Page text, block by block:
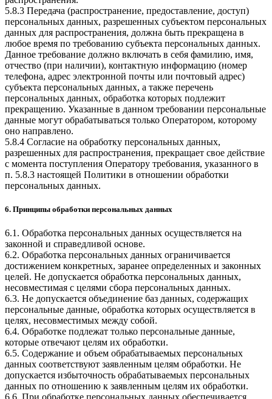
5.8.3 Передача (распространение, предоставление, доступ)
персональных данных, разрешенных субъектом персональных
данных для распространения, должна быть прекращена в
любое время по требованию субъекта персональных данных.
Данное требование должно включать в себя фамилию, имя,
отчество (при наличии), контактную информацию (номер
телефона, адрес электронной почты или почтовый адрес)
субъекта персональных данных, а также перечень
персональных данных, обработка которых подлежит
прекращению. Указанные в данном требовании персональные
данные могут обрабатываться только Оператором, которому
оно направлено.
5.8.4 Согласие на обработку персональных данных,
разрешенных для распространения, прекращает свое действие
с момента поступления Оператору требования, указанного в
п. 5.8.3 настоящей Политики в отношении обработки
персональных данных.
6. Принципы обработки персональных данных
6.1. Обработка персональных данных осуществляется на
законной и справедливой основе.
6.2. Обработка персональных данных ограничивается
достижением конкретных, заранее определенных и законных
целей. Не допускается обработка персональных данных,
несовместимая с целями сбора персональных данных.
6.3. Не допускается объединение баз данных, содержащих
персональные данные, обработка которых осуществляется в
целях, несовместимых между собой.
6.4. Обработке подлежат только персональные данные,
которые отвечают целям их обработки.
6.5. Содержание и объем обрабатываемых персональных
данных соответствуют заявленным целям обработки. Не
допускается избыточность обрабатываемых персональных
данных по отношению к заявленным целям их обработки.